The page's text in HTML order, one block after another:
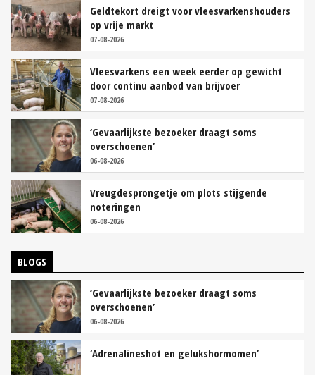
Geldtekort dreigt voor vleesvarkenshouders
op vrije markt
07-08-2026
Vleesvarkens een week eerder op gewicht
door continu aanbod van brijvoer
07-08-2026
‘Gevaarlijkste bezoeker draagt soms
overschoenen’
06-08-2026
Vreugdesprongetje om plots stijgende
noteringen
06-08-2026
BLOGS
‘Gevaarlijkste bezoeker draagt soms
overschoenen’
06-08-2026
‘Adrenalineshot en gelukshormomen’